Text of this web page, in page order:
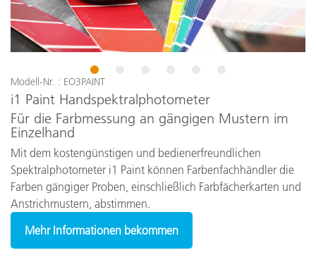
1
Modell-Nr. : EO3PAINT
i1 Paint Handspektralphotometer
Für die Farbmessung an gängigen Mustern im
Einzelhand
Mit dem kostengünstigen und bedienerfreundlichen
Spektralphotometer i1 Paint können Farbenfachhändler die
Farben gängiger Proben, einschließlich Farbfächerkarten und
Anstrichmustern, abstimmen.
Mehr Informationen bekommen